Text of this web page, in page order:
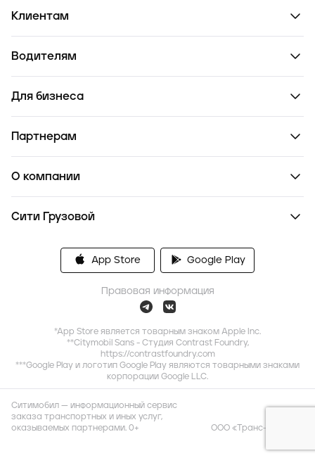
Клиентам
Водителям
Для бизнеса
Партнерам
О компании
Сити Грузовой
App Store Google Play
Правовая информация
*App Store является товарным знаком Apple Inc.
**Citymobil Sans - Студия Contrast Foundry,
https://contrastfoundry.com
***Google Play и логотип Google Play являются товарными знаками
корпорации Google LLC.
Ситимобил — информационный сервис
заказа транспортных и иных услуг,
оказываемых партнерами. 0+
ООО «Транс-Миссия»